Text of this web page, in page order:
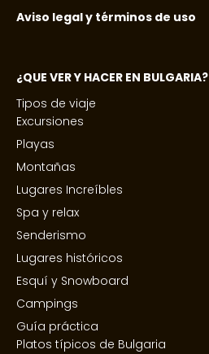
Aviso legal y términos de uso
¿QUE VER Y HACER EN BULGARIA?
Tipos de viaje
Excursiones
Playas
Montañas
Lugares Increíbles
Spa y relax
Senderismo
Lugares históricos
Esquí y Snowboard
Campings
Guía práctica
Platos típicos de Bulgaria